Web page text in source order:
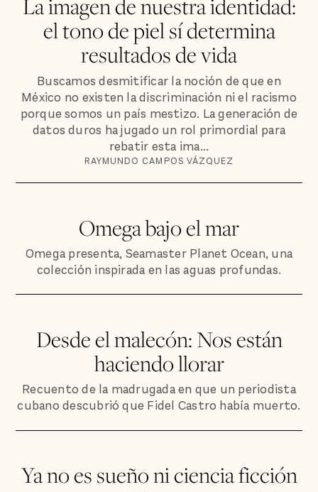
La imagen de nuestra identidad:
el tono de piel sí determina
resultados de vida
Buscamos desmitificar la noción de que en
México no existen la discriminación ni el racismo
porque somos un país mestizo. La generación de
datos duros ha jugado un rol primordial para
rebatir esta ima...
RAYMUNDO CAMPOS VÁZQUEZ
Omega bajo el mar
Omega presenta, Seamaster Planet Ocean, una
colección inspirada en las aguas profundas.
Desde el malecón: Nos están
haciendo llorar
Recuento de la madrugada en que un periodista
cubano descubrió que Fidel Castro había muerto.
Ya no es sueño ni ciencia ficción